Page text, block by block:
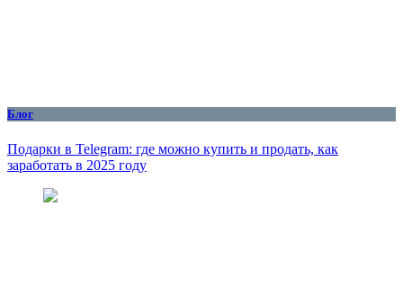
Блог
Подарки в Telegram: где можно купить и продать, как
заработать в 2025 году